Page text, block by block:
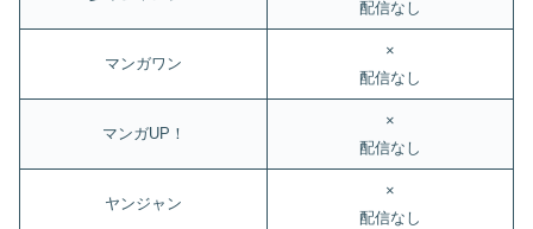
配信なし
マンガワン
×
配信なし
マンガUP！
×
配信なし
ヤンジャン
×
配信なし